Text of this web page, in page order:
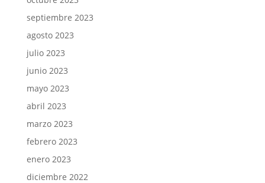
septiembre 2023
agosto 2023
julio 2023
junio 2023
mayo 2023
abril 2023
marzo 2023
febrero 2023
enero 2023
diciembre 2022